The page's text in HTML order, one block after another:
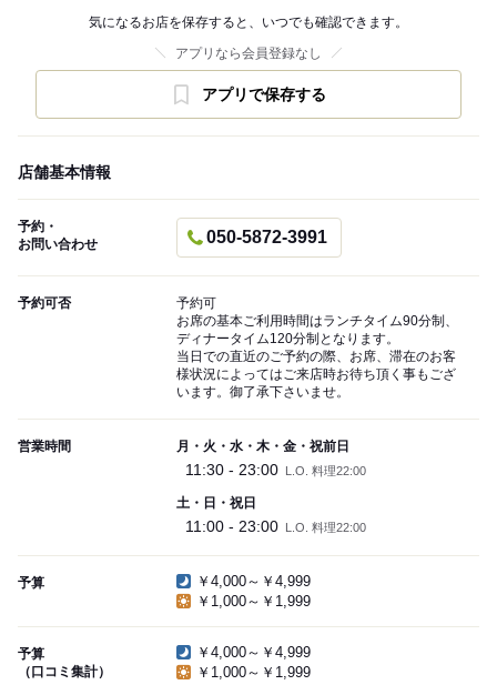
気になるお店を保存すると、いつでも確認できます。
アプリなら会員登録なし
アプリで保存する
店舗基本情報
予約・
お問い合わせ
050-5872-3991
予約可否
予約可
お席の基本ご利用時間はランチタイム90分制、
ディナータイム120分制となります。
当日での直近のご予約の際、お席、滞在のお客
様状況によってはご来店時お待ち頂く事もござ
います。御了承下さいませ。
営業時間 月・火・水・木・金・祝前日
11:30 - 23:00 L.O. 料理22:00
土・日・祝日
11:00 - 23:00 L.O. 料理22:00
予算
￥4,000～￥4,999
￥1,000～￥1,999
予算
（口コミ集計）
￥4,000～￥4,999
￥1,000～￥1,999